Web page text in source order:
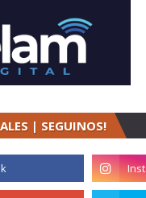
| SEGUINOS!